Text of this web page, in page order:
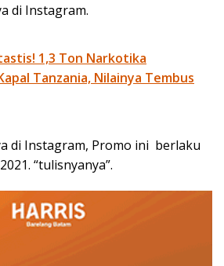
di Instagram.
1,3 Ton Narkotika
Tanzania, Nilainya Tembus
di Instagram, Promo ini berlaku
“tulisnyanya”.